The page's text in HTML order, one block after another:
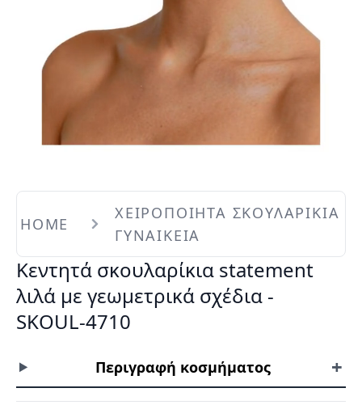
HOME
ΧΕΙΡΟΠΟΙΗΤΑ ΣΚΟΥΛΑΡΙΚΙΑ
ΓΥΝΑΙΚΕΙΑ
Κεντητά σκουλαρίκια statement
λιλά με γεωμετρικά σχέδια -
SKOUL-4710
Περιγραφή κοσμήματος +